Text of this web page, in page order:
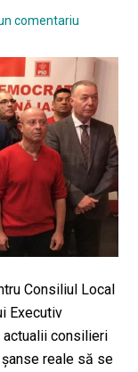
a
sistemul
la
Iaşi
comentariu
Consiliul Local
Executiv
actualii consilieri
reale să se